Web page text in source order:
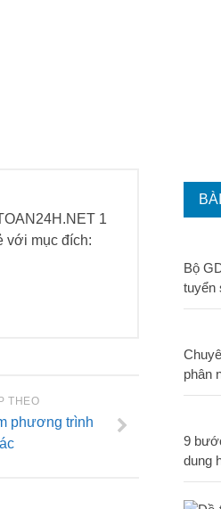
1
với mục đích:
THEO
phương trình
Bộ
tuyển
phân
9
dung